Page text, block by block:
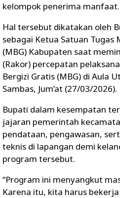
kelompok penerima manfaat.
Hal tersebut dikatakan oleh
sebagai Ketua Satuan Tugas
(MBG) Kabupaten saat
(Rakor) percepatan
Bergizi Gratis (MBG) di Aula
Sambas, Jum’at (27/03/2026).
Bupati dalam kesempatan
jajaran pemerintah
pendataan, pengawasan,
teknis di lapangan demi
program tersebut.
“Program ini menyangkut
Karena itu, kita harus